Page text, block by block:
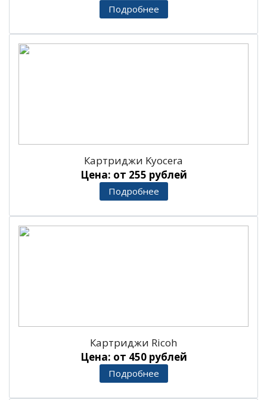
Подробнее
Картриджи Kyocera
Цена: от 255 рублей
Подробнее
Картриджи Ricoh
Цена: от 450 рублей
Подробнее